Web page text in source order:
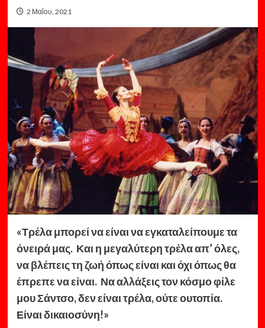
2 Μαΐου, 2021
«Τρέλα μπορεί να είναι να εγκαταλείπουμε τα
όνειρά μας. Και η μεγαλύτερη τρέλα απ’ όλες,
να βλέπεις τη ζωή όπως είναι και όχι όπως θα
έπρεπε να είναι. Να αλλάξεις τον κόσμο φίλε
μου Σάντσο, δεν είναι τρέλα, ούτε ουτοπία.
Είναι δικαιοσύνη!»